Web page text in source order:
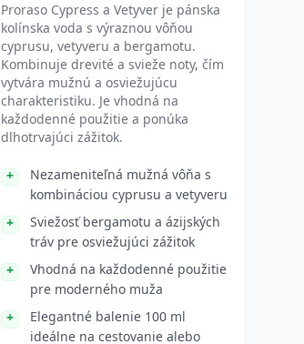
Proraso Cypress a Vetyver je pánska
kolínska voda s výraznou vôňou
cyprusu, vetyveru a bergamotu.
Kombinuje drevité a svieže noty, čím
vytvára mužnú a osviežujúcu
charakteristiku. Je vhodná na
každodenné použitie a ponúka
dlhotrvajúci zážitok.
Nezameniteľná mužná vôňa s
kombináciou cyprusu a vetyveru
Sviežosť bergamotu a ázijských
tráv pre osviežujúci zážitok
Vhodná na každodenné použitie
pre moderného muža
Elegantné balenie 100 ml
ideálne na cestovanie alebo